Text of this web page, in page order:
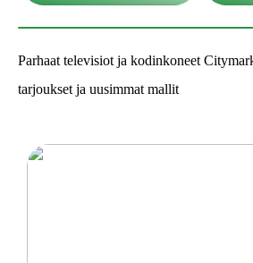
Parhaat televisiot ja kodinkoneet
tarjoukset ja uusimmat mallit